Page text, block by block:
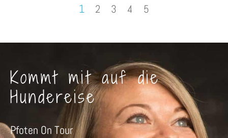
1 2 3 4 5
Kommt mit auf die
Hundereise
Pfoten On Tour